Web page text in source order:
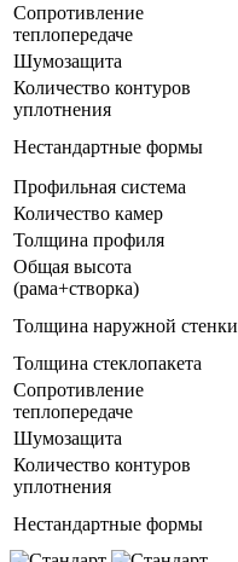
Сопротивление
теплопередаче
Шумозащита
Количество контуров
уплотнения
Нестандартные формы
Профильная система
Количество камер
Толщина профиля
Общая высота
(рама+створка)
Толщина наружной стенки
Толщина стеклопакета
Сопротивление
теплопередаче
Шумозащита
Количество контуров
уплотнения
Нестандартные формы